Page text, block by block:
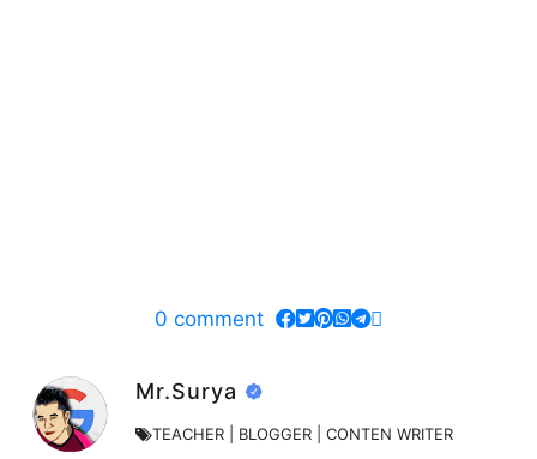
0 comment
Mr.Surya
TEACHER | BLOGGER | CONTEN WRITER